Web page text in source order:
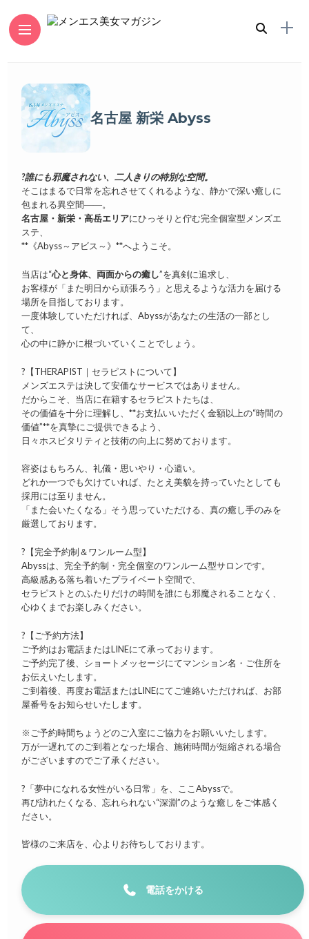
名古屋 新栄 Abyss
?誰にも邪魔されない、二人きりの特別な空間。
そこはまるで日常を忘れさせてくれるような、静かで深い癒しに
包まれる異空間――。
名古屋・新栄・高岳エリアにひっそりと佇む完全個室型メンズエ
ステ、
**《Abyss～アビス～》**へようこそ。
当店は“心と身体、両面からの癒し”を真剣に追求し、
お客様が「また明日から頑張ろう」と思えるような活力を届ける
場所を目指しております。
一度体験していただければ、Abyssがあなたの生活の一部とし
て、
心の中に静かに根づいていくことでしょう。
?【THERAPIST｜セラピストについて】
メンズエステは決して安価なサービスではありません。
だからこそ、当店に在籍するセラピストたちは、
その価値を十分に理解し、**お支払いいただく金額以上の“時間の
価値”**を真摯にご提供できるよう、
日々ホスピタリティと技術の向上に努めております。
容姿はもちろん、礼儀・思いやり・心遣い。
どれか一つでも欠けていれば、たとえ美貌を持っていたとしても
採用には至りません。
「また会いたくなる」そう思っていただける、真の癒し手のみを
厳選しております。
?【完全予約制＆ワンルーム型】
Abyssは、完全予約制・完全個室のワンルーム型サロンです。
高級感ある落ち着いたプライベート空間で、
セラピストとのふたりだけの時間を誰にも邪魔されることなく、
心ゆくまでお楽しみください。
?【ご予約方法】
ご予約はお電話またはLINEにて承っております。
ご予約完了後、ショートメッセージにてマンション名・ご住所を
お伝えいたします。
ご到着後、再度お電話またはLINEにてご連絡いただければ、お部
屋番号をお知らせいたします。
※ご予約時間ちょうどのご入室にご協力をお願いいたします。
万が一遅れてのご到着となった場合、施術時間が短縮される場合
がございますのでご了承ください。
?「夢中になれる女性がいる日常」を、ここAbyssで。
再び訪れたくなる、忘れられない“深淵”のような癒しをご体感く
ださい。
皆様のご来店を、心よりお待ちしております。
電話をかける